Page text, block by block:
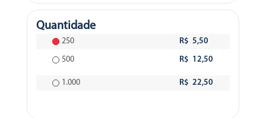
Quantidade
250 R$ 5,50
500 R$ 12,50
1.000 R$ 22,50